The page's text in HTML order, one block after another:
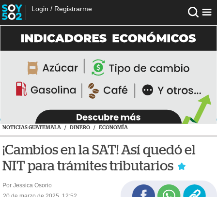
Login / Registrarme
NOTICIAS GUATEMALA / DINERO / ECONOMÍA
¡Cambios en la SAT! Así quedó el
NIT para trámites tributarios
Por Jessica Osorio